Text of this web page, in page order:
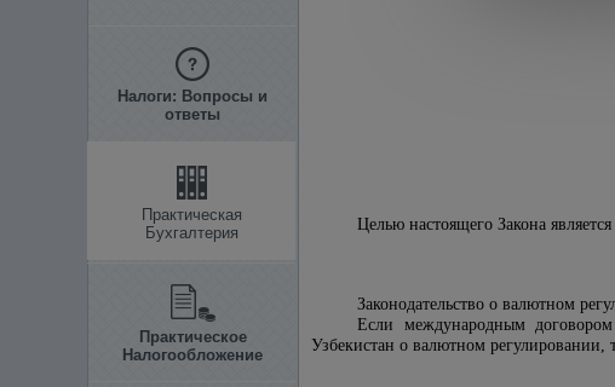
Налоги: Вопросы и
ответы
Практическая
Бухгалтерия
Практическое
Налогообложение
Целью настоящего Закона
Законодательство о валютном
Если международным договором
Узбекистан о валютном регулировании,